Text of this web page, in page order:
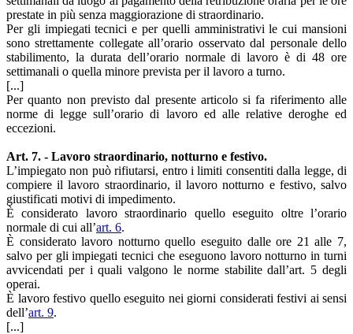
prestate in più senza maggiorazione di straordinario.
Per gli impiegati tecnici e per quelli amministrativi le cui mansioni
sono strettamente collegate all’orario osservato dal personale dello
stabilimento, la durata dell’orario normale di lavoro è di 48 ore
settimanali o quella minore prevista per il lavoro a turno.
[...]
Per quanto non previsto dal presente articolo si fa riferimento alle
norme di legge sull’orario di lavoro ed alle relative deroghe ed
eccezioni.
Art. 7. - Lavoro straordinario, notturno e festivo.
L’impiegato non può rifiutarsi, entro i limiti consentiti dalla legge, di
compiere il lavoro straordinario, il lavoro notturno e festivo, salvo
giustificati motivi di impedimento.
È considerato lavoro straordinario quello eseguito oltre l’orario
normale di cui all’art. 6.
È considerato lavoro notturno quello eseguito dalle ore 21 alle 7,
salvo per gli impiegati tecnici che eseguono lavoro notturno in turni
avvicendati per i quali valgono le norme stabilite dall’art. 5 degli
operai.
È lavoro festivo quello eseguito nei giorni considerati festivi ai sensi
dell’art. 9.
[...]